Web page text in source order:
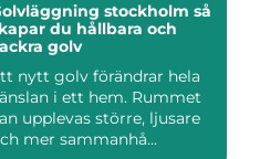
stockholm så
du hållbara och
golv
nytt golv förändrar hela
i ett hem. Rummet
upplevas större, ljusare
mer sammanhå...